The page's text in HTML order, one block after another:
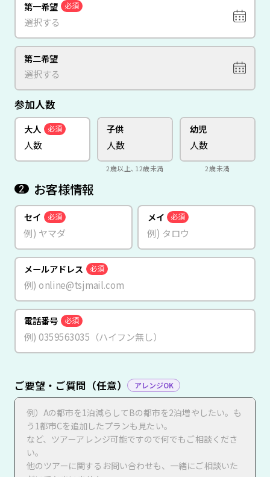
第一希望 必須
第二希望
参加人数
大人 必須 子供
2歳以上、12歳未満
幼児
2歳未満
2 お客様情報
セイ 必須 メイ 必須
メールアドレス 必須
電話番号 必須
ご要望・ご質問（任意） アレンジOK